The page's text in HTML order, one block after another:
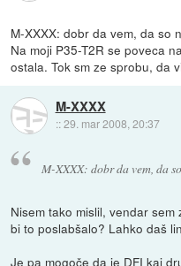
M-XXXX: dobr da vem, da so
Na moji P35-T2R se poveca
ostala. Tok sm ze sprobu, da
M-XXXX
::29. mar 2008, 20:37
M-XXXX: dobr da vem, da
Nisem tako mislil, vendar
bi to poslabšalo? Lahko daš
Je pa mogoče da je DFI kaj